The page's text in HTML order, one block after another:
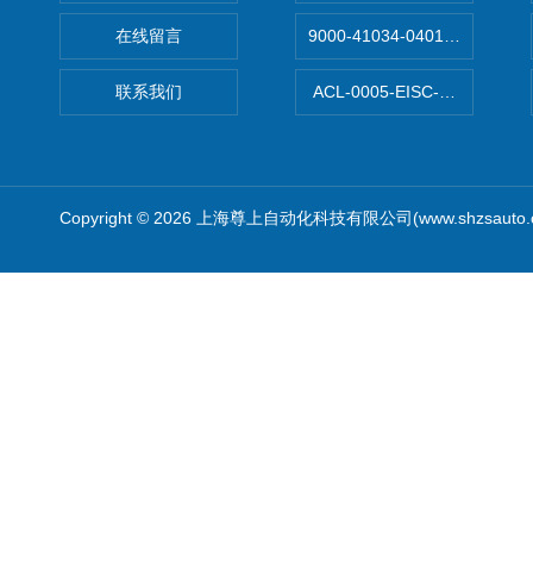
在线留言
联系我们
9000-41034-0401000穆尔
ACL-0005-EISC-E2M8C上海
Copyright © 2026 上海尊上自动化科技有限公司